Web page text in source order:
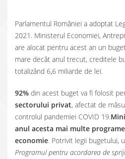
Parlamentul României a adoptat
2021. Ministerul Economiei,
are alocat pentru acest an un
mare decât anul trecut, creditele
totalizând 6,6 miliarde de lei.
92% din acest buget va fi folosit
sectorului privat, afectat de
controlul pandemiei COVID 19.
anul acesta mai multe
economie. Potrivit legii bugetului,
Programul pentru acordarea de